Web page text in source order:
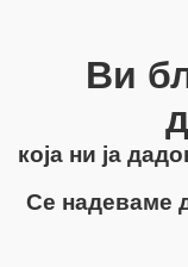
Ви
која ни ја
Се надеваме